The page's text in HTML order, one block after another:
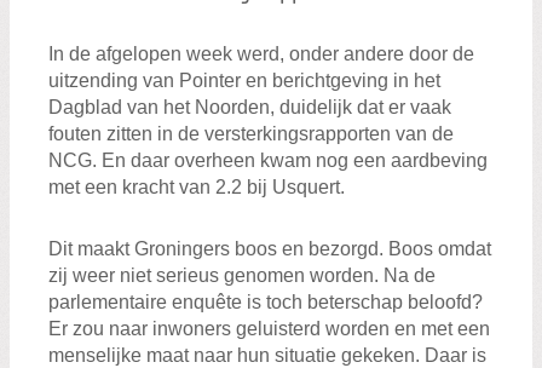
In de afgelopen week werd, onder andere door de
uitzending van Pointer en berichtgeving in het
Dagblad van het Noorden, duidelijk dat er vaak
fouten zitten in de versterkingsrapporten van de
NCG. En daar overheen kwam nog een aardbeving
met een kracht van 2.2 bij Usquert.
Dit maakt Groningers boos en bezorgd. Boos omdat
zij weer niet serieus genomen worden. Na de
parlementaire enquête is toch beterschap beloofd?
Er zou naar inwoners geluisterd worden en met een
menselijke maat naar hun situatie gekeken. Daar is